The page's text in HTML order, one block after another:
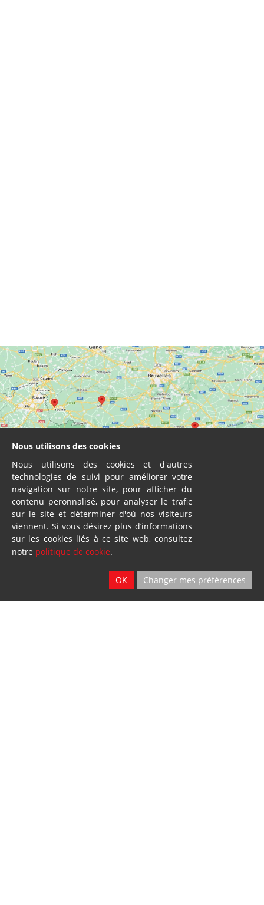
2 sites
Nous utilisons des cookies
Nous utilisons des cookies et d'autres
technologies de suivi pour améliorer votre
navigation sur notre site, pour afficher du
contenu peronnalisé, pour analyser le trafic
sur le site et déterminer d'où nos visiteurs
viennent. Si vous désirez plus d’informations
sur les cookies liés à ce site web, consultez
notre politique de cookie.
OK Changer mes préférences